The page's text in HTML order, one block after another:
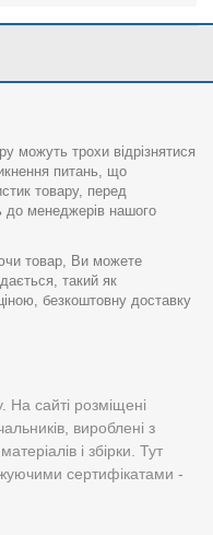
можуть трохи відрізнятися
питань, що
товару, перед
менеджерів нашого
товар, Ви можете
такий як
безкоштовну доставку
На сайті розміщені
вироблені з
і збірки. Тут
сертифікатами -